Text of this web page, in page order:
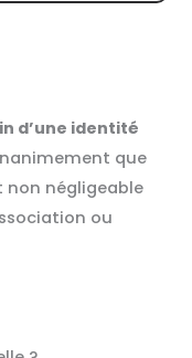
d’une identité
que
non négligeable
ou